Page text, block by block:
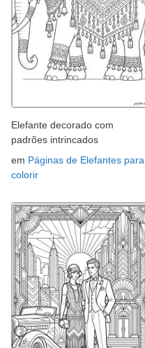
Elefante decorado com
padrões intrincados
em Páginas de Elefantes para
colorir